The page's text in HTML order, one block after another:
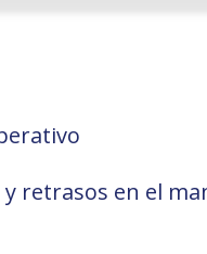
retrasos en el